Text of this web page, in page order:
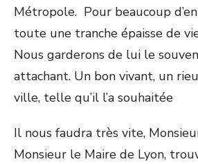
Métropole. Pour beaucoup
toute une tranche épaisse de
Nous garderons de lui le
attachant. Un bon vivant, un
ville, telle qu’il l’a souhaitée
Il nous faudra très vite,
Monsieur le Maire de Lyon,